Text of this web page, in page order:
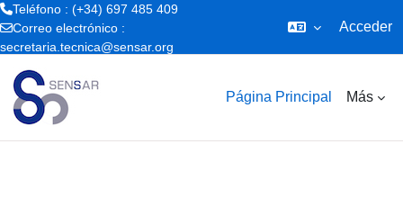
Teléfono : (+34) 697 485 409
Correo electrónico :
secretaria.tecnica@sensar.org
Acceder
Página Principal Más